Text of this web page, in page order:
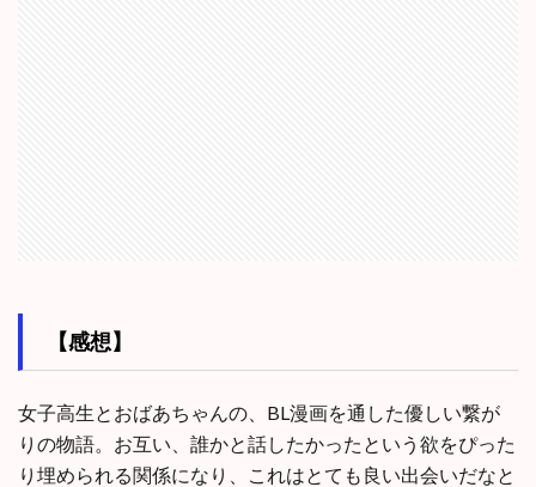
【感想】
女子高生とおばあちゃんの、BL漫画を通した優しい繋が
りの物語。お互い、誰かと話したかったという欲をぴった
り埋められる関係になり、これはとても良い出会いだなと